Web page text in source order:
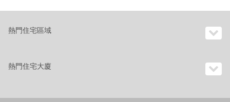
熱門住宅區域
熱門住宅大廈